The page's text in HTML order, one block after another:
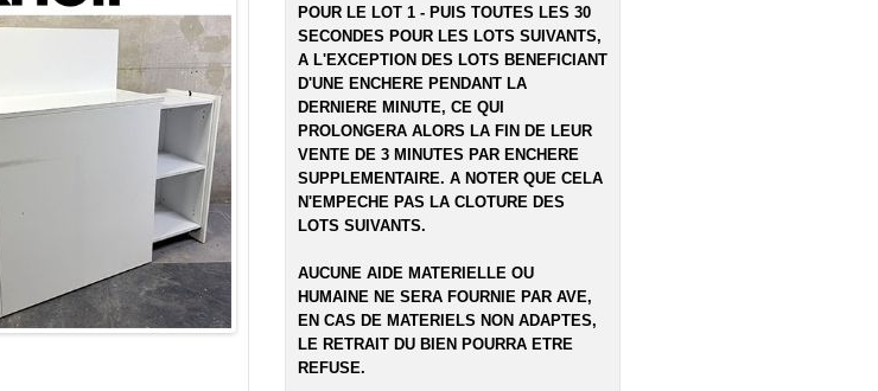
POUR LE LOT 1 - PUIS TOUTES LES 30
SECONDES POUR LES LOTS SUIVANTS,
A L'EXCEPTION DES LOTS BENEFICIANT
D'UNE ENCHERE PENDANT LA
DERNIERE MINUTE, CE QUI
PROLONGERA ALORS LA FIN DE LEUR
VENTE DE 3 MINUTES PAR ENCHERE
SUPPLEMENTAIRE. A NOTER QUE CELA
N'EMPECHE PAS LA CLOTURE DES
LOTS SUIVANTS.
AUCUNE AIDE MATERIELLE OU
HUMAINE NE SERA FOURNIE PAR AVE,
EN CAS DE MATERIELS NON ADAPTES,
LE RETRAIT DU BIEN POURRA ETRE
REFUSE.